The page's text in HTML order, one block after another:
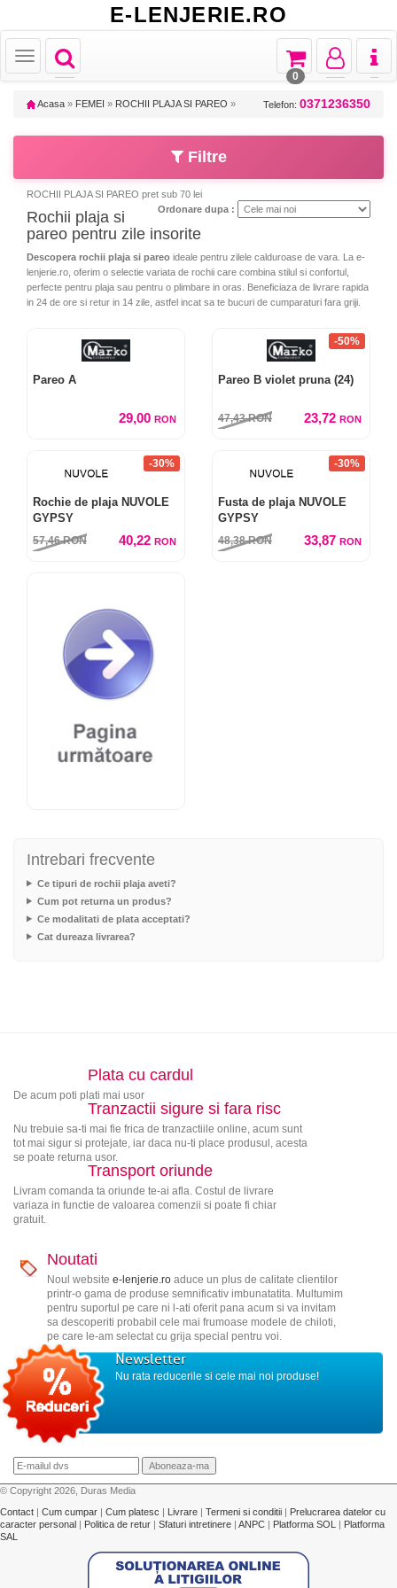
E-LENJERIE.RO
Toggle
navigation
Toggle
Toggle
navigation
Toggle
navigation
Toggle
navigation
0
Acasa » FEMEI » ROCHII PLAJA SI PAREO » Telefon: 0371236350
Filtre
ROCHII PLAJA SI PAREO pret sub 70 lei
Ordonare dupa :
Rochii plaja si
pareo pentru zile insorite
Descopera rochii plaja si pareo ideale pentru zilele calduroase de vara. La e-
lenjerie.ro, oferim o selectie variata de rochii care combina stilul si confortul,
perfecte pentru plaja sau pentru o plimbare in oras. Beneficiaza de livrare rapida
in 24 de ore si retur in 14 zile, astfel incat sa te bucuri de cumparaturi fara griji.
Pareo A
29,00 RON
-50%
Pareo B violet pruna (24)
47,43RON 23,72 RON
-30%
Rochie de plaja NUVOLE
GYPSY
57,46RON 40,22 RON
-30%
Fusta de plaja NUVOLE
GYPSY
48,38RON 33,87 RON
Intrebari frecvente
Ce tipuri de rochii plaja aveti?
Cum pot returna un produs?
Ce modalitati de plata acceptati?
Cat dureaza livrarea?
Plata cu cardul
De acum poti plati mai usor
Tranzactii sigure si fara risc
Nu trebuie sa-ti mai fie frica de tranzactiile online, acum sunt
tot mai sigur si protejate, iar daca nu-ti place produsul, acesta
se poate returna usor.
Transport oriunde
Livram comanda ta oriunde te-ai afla. Costul de livrare
variaza in functie de valoarea comenzii si poate fi chiar
gratuit.
Noutati
Noul website e-lenjerie.roaduce un plus de calitate clientilor
printr-o gama de produse semnificativ imbunatatita. Multumim
pentru suportul pe care ni l-ati oferit pana acum si va invitam
sa descoperiti probabil cele mai frumoase modele de chiloti,
pe care le-am selectat cu grija special pentru voi.
Newsletter
Nu rata reducerile si cele mai noi produse!
© Copyright 2026, Duras Media
Contact
Cum cumpar Cum platesc Livrare Termeni si conditii
Prelucrarea datelor cu
caracter personal
Politica de retur Sfaturi intretinere ANPC Platforma SOL
Platforma
SAL